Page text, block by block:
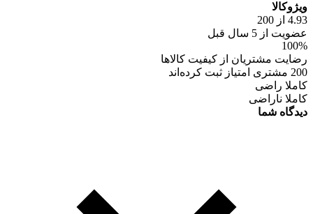
ویژوکالا
4.93 از 200
عضویت از 5 سال قبل
100%
رضایت مشتریان از کیفیت کالاها
200 مشتری امتیاز ثبت کرده‌اند
کاملا راضی
کاملا ناراضی
دیدگاه شما